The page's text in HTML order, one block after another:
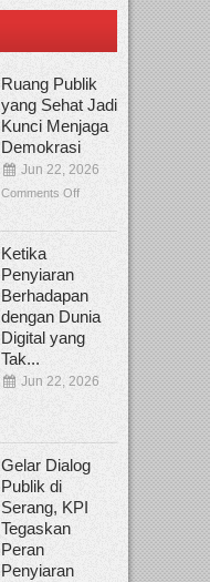
Ruang Publik
yang Sehat Jadi
Kunci Menjaga
Demokrasi
Jun 22, 2026
Comments Off
Ketika
Penyiaran
Berhadapan
dengan Dunia
Digital yang
Tak...
Jun 22, 2026
Gelar Dialog
Publik di
Serang, KPI
Tegaskan
Peran
Penyiaran